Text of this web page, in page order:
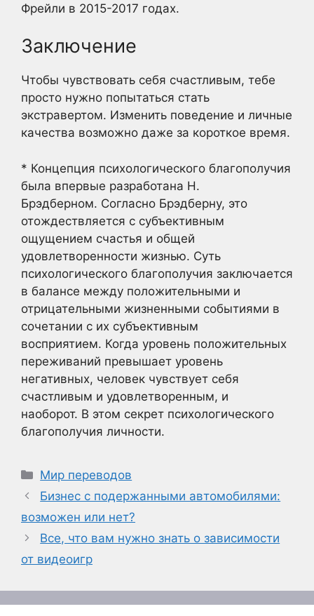
Фрейли в 2015-2017 годах.
Заключение
Чтобы чувствовать себя счастливым, тебе
просто нужно попытаться стать
экстравертом. Изменить поведение и личные
качества возможно даже за короткое время.
* Концепция психологического благополучия
была впервые разработана Н.
Брэдберном. Согласно Брэдберну, это
отождествляется с субъективным
ощущением счастья и общей
удовлетворенности жизнью. Суть
психологического благополучия заключается
в балансе между положительными и
отрицательными жизненными событиями в
сочетании с их субъективным
восприятием. Когда уровень положительных
переживаний превышает уровень
негативных, человек чувствует себя
счастливым и удовлетворенным, и
наоборот. В этом секрет психологического
благополучия личности.
Рубрики
Мир переводов
Бизнес с подержанными автомобилями:
возможен или нет?
Все, что вам нужно знать о зависимости
от видеоигр